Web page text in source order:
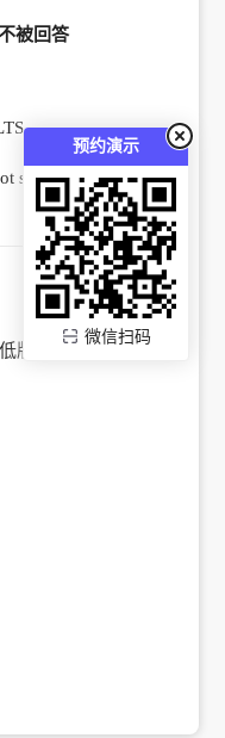
预约演示
微信扫码
被回答
support x86-64-v2
版本的 mysql 试试